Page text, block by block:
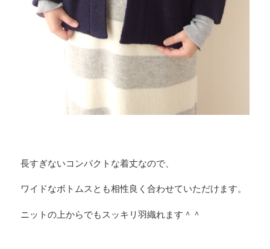
長すぎないコンパクトな着丈なので、
ワイドなボトムスとも相性良く合わせていただけます。
ニットの上からでもスッキリ羽織れます＾＾